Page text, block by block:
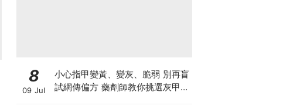
8
09 Jul
小心指甲變黃、變灰、脆弱 別再盲
試網傳偏方 藥劑師教你挑選灰甲產